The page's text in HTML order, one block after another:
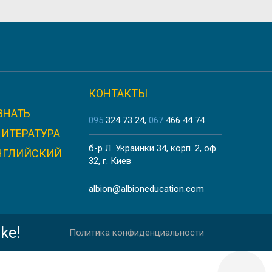
КОНТАКТЫ
095 324 73 24 067 466 44 74
б-р Л. Украинки 34, корп. 2, оф.
32, г. Киев
albion@albioneducation.com
Политика конфиденциальности